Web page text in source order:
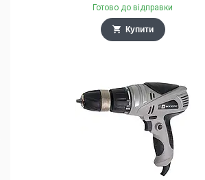
Готово до відправки
Купити